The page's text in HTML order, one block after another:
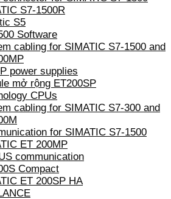
S7-1500R
S5
Software
cabling for SIMATIC S7-1500 and
power supplies
mở rộng ET200SP
CPUs
cabling for SIMATIC S7-300 and
for SIMATIC S7-1500
ET 200MP
communication
Compact
ET 200SP HA